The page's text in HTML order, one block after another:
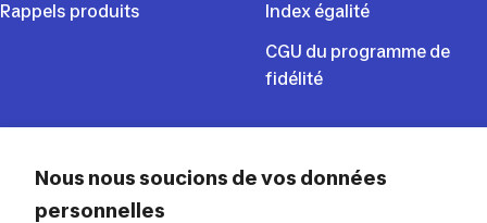
Nous nous soucions de vos données
personnelles
Rappels produits
Index égalité
CGU du programme de
fidélité